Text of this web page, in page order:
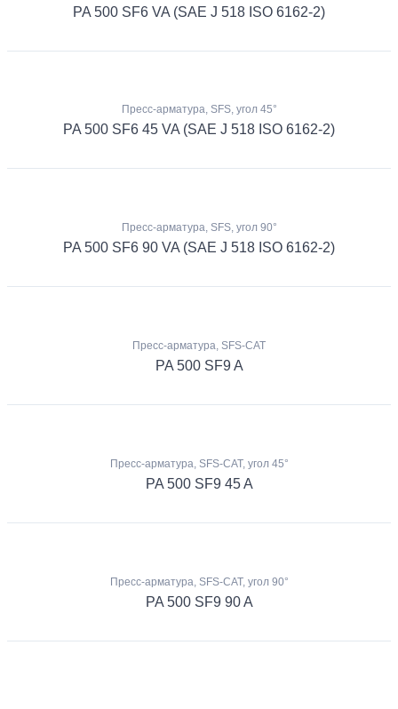
PA 500 SF6 VA (SAE J 518 ISO 6162-2)
Пресс-арматура, SFS, угол 45°
PA 500 SF6 45 VA (SAE J 518 ISO 6162-2)
Пресс-арматура, SFS, угол 90°
PA 500 SF6 90 VA (SAE J 518 ISO 6162-2)
Пресс-арматура, SFS-CAT
PA 500 SF9 A
Пресс-арматура, SFS-CAT, угол 45°
PA 500 SF9 45 A
Пресс-арматура, SFS-CAT, угол 90°
PA 500 SF9 90 A